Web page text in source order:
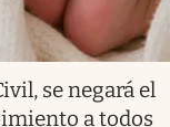
se negará el
a todos